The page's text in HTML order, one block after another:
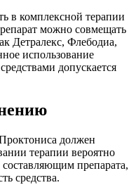
в комплексной терапии
можно совмещать
Детралекс, Флебодиа,
использование
допускается
должен
терапии вероятно
препарата,
средства.